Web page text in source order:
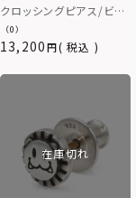
クロッシングピアス/ビー
ズリング/ダイヤモンド
plus/シルバー925
13,200 税込
（0）
在庫切れ